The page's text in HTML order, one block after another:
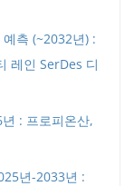
측 (~2032년) :
레인 SerDes 디
: 프로피온산,
년-2033년 :